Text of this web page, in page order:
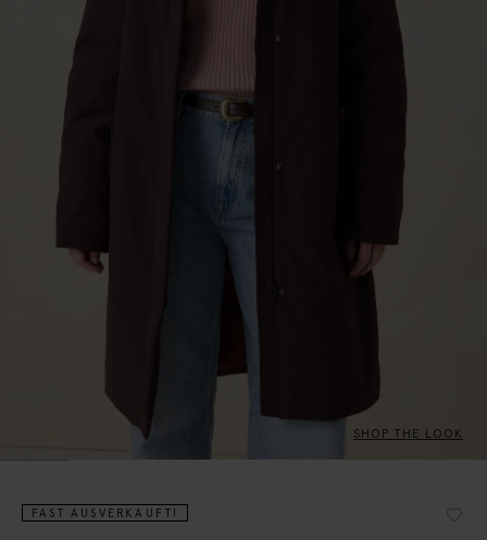
SHOP THE LOOK
FAST AUSVERKAUFT!